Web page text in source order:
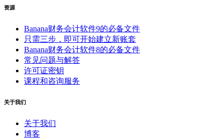
资源
Banana财务会计软件9的必备文件
只需三步，即可开始建立新账套
Banana财务会计软件8的必备文件
常见问题与解答
许可证密钥
课程和咨询服务
关于我们
关于我们
博客